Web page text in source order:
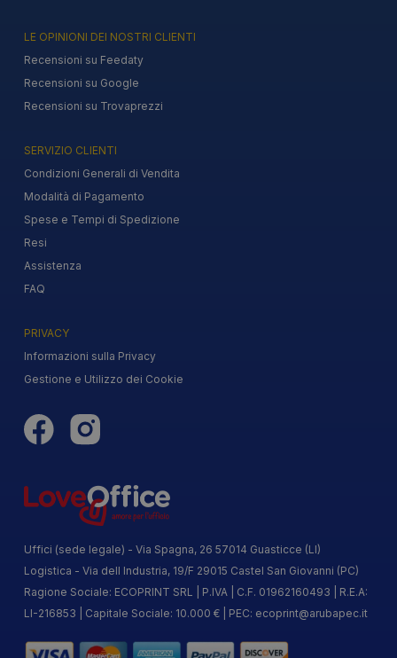
LE OPINIONI DEI NOSTRI CLIENTI
Recensioni su Feedaty
Recensioni su Google
Recensioni su Trovaprezzi
SERVIZIO CLIENTI
Condizioni Generali di Vendita
Modalità di Pagamento
Spese e Tempi di Spedizione
Resi
Assistenza
FAQ
PRIVACY
Informazioni sulla Privacy
Gestione e Utilizzo dei Cookie
Uffici (sede legale) - Via Spagna, 26 57014 Guasticce (LI)
Logistica - Via dell Industria, 19/F 29015 Castel San Giovanni (PC)
Ragione Sociale: ECOPRINT SRL | P.IVA | C.F. 01962160493 | R.E.A:
LI-216853 | Capitale Sociale: 10.000 € | PEC: ecoprint@arubapec.it